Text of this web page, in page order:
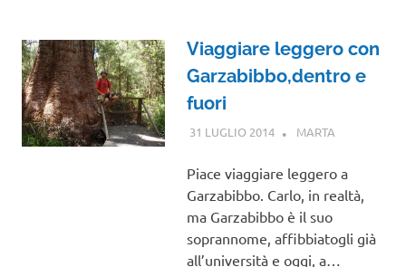
Viaggiare leggero con
Garzabibbo,dentro e
fuori
31 LUGLIO 2014 MARTA
Piace viaggiare leggero a
Garzabibbo. Carlo, in realtà,
ma Garzabibbo è il suo
soprannome, affibbiatogli già
all’università e oggi, a…